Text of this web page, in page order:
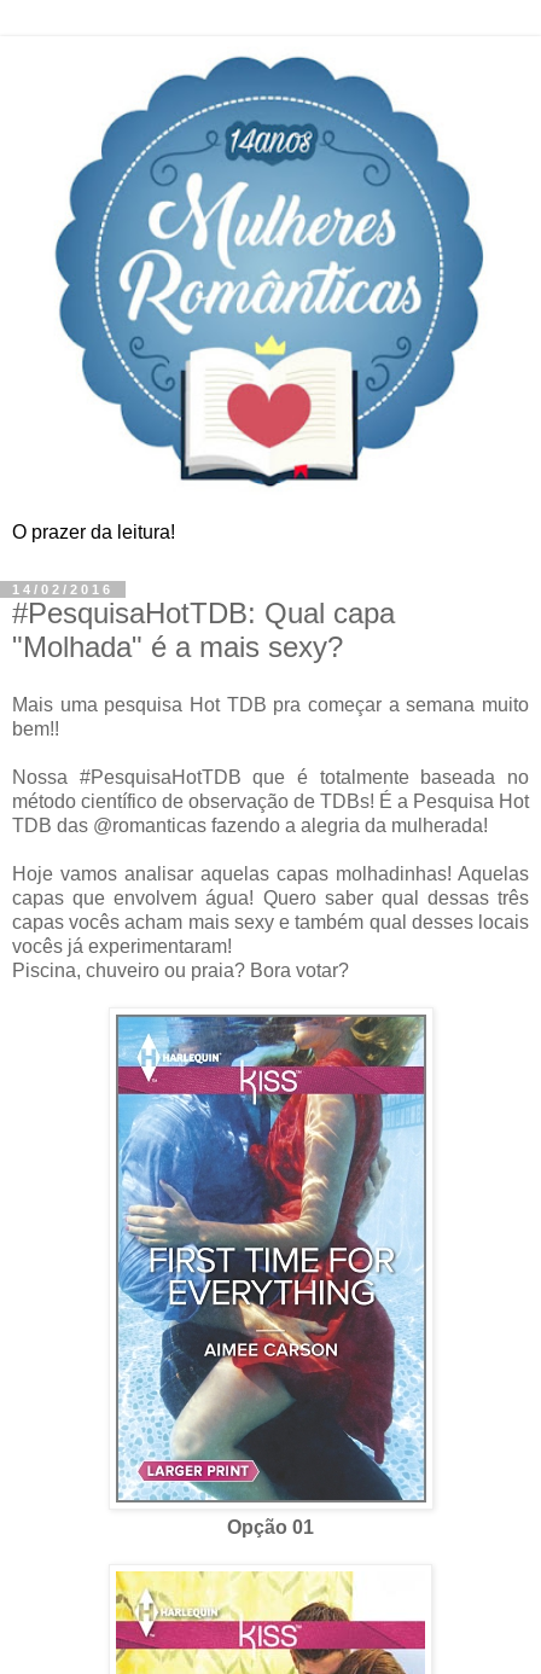
O prazer da leitura!
14/02/2016
#PesquisaHotTDB: Qual capa
"Molhada" é a mais sexy?
Mais uma pesquisa Hot TDB pra começar a semana muito
bem!!
Nossa #PesquisaHotTDB que é totalmente baseada no
método científico de observação de TDBs! É a Pesquisa Hot
TDB das @romanticas fazendo a alegria da mulherada!
Hoje vamos analisar aquelas capas molhadinhas! Aquelas
capas que envolvem água! Quero saber qual dessas três
capas vocês acham mais sexy e também qual desses locais
vocês já experimentaram!
Piscina, chuveiro ou praia? Bora votar?
Opção 01